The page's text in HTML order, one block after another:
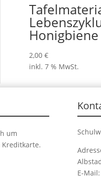
Honigbiene
2,00 €
inkl. 7 % MwSt.
um
Kreditkarte.
E-Mail: